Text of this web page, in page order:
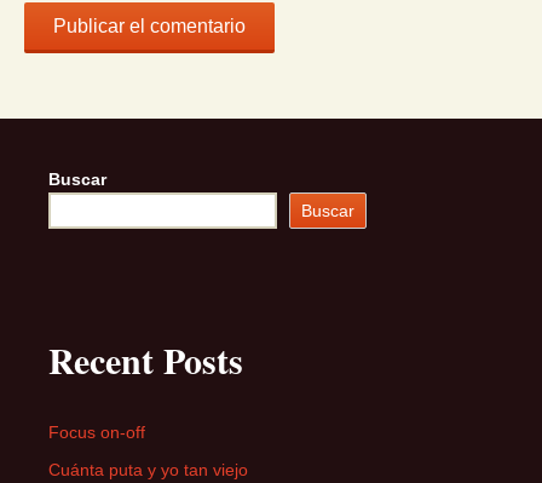
Buscar
Buscar
Recent Posts
Focus on-off
Cuánta puta y yo tan viejo